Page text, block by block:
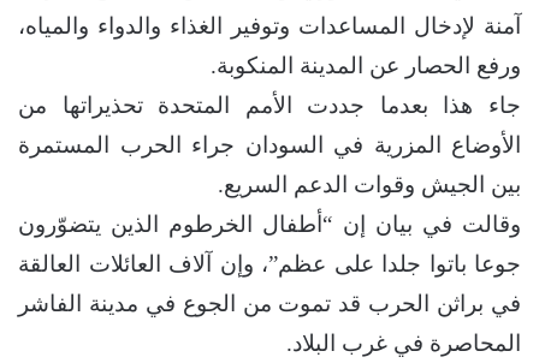
آمنة لإدخال المساعدات وتوفير الغذاء والدواء والمياه،
ورفع الحصار عن المدينة المنكوبة.
جاء هذا بعدما جددت الأمم المتحدة تحذيراتها من
الأوضاع المزرية في السودان جراء الحرب المستمرة
بين الجيش وقوات الدعم السريع.
وقالت في بيان إن “أطفال الخرطوم الذين يتضوّرون
جوعا باتوا جلدا على عظم”، وإن آلاف العائلات العالقة
في براثن الحرب قد تموت من الجوع في مدينة الفاشر
المحاصرة في غرب البلاد.